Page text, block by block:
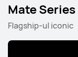
Mate Series
Flagship-ul iconic